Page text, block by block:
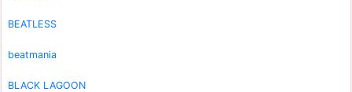
BEATLESS
beatmania
BLACK LAGOON